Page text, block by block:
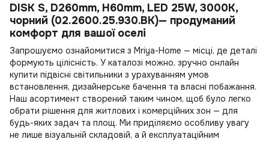
DISK S, D260mm, H60mm, LED 25W, 3000К,
чорний (02.2600.25.930.BK)— продуманий
комфорт для вашої оселі
Запрошуємо ознайомитися з Mriya-Home — місці, де деталі
формують цілісність. У каталозі можно, зручно онлайн
купити підвісні світильники з урахуванням умов
встановлення, дизайнерське бачення та власні побажання.
Наш асортимент створений таким чином, щоб було легко
обрати рішення для житлових і комерційних зон — для
будь-яких задач та площ. Ми приділяємо особливу увагу
не лише візуальній складовій, а й експлуатаційним